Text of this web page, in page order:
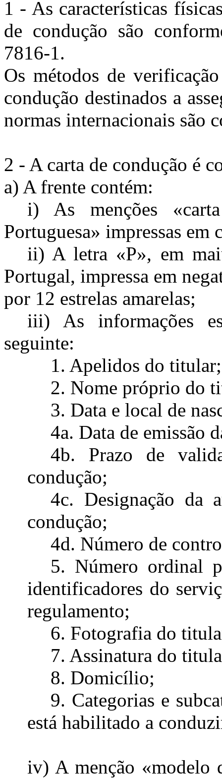
1 - As características
de condução são
7816-1.
Os métodos de
condução destinados a
normas internacionais são
2 - A carta de condução é
a) A frente contém:
i) As menções
Portuguesa» impressas em
ii) A letra «P», em
Portugal, impressa em
por 12 estrelas amarelas;
iii) As informações
seguinte:
1. Apelidos do titular;
2. Nome próprio do
3. Data e local de
4a. Data de emissão
4b. Prazo de
condução;
4c. Designação da
condução;
4d. Número de
5. Número ordinal
identificadores do
regulamento;
6. Fotografia do
7. Assinatura do
8. Domicílio;
9. Categorias e
está habilitado a
iv) A menção «modelo